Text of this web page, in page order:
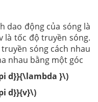
dao động của sóng là
là tốc độ truyền sóng.
sóng cách nhau
nhau bằng một góc
d}}{\lambda }\)
d}}{v}\)